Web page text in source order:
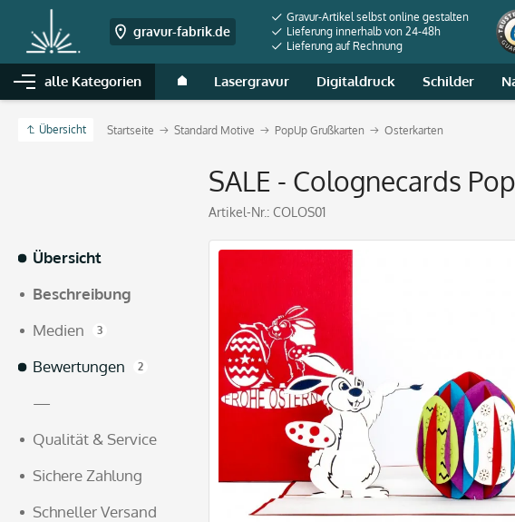
gravur-fabrik.de
Gravur-Artikel selbst online gestalten
Lieferung innerhalb von 24-48h
Lieferung auf Rechnung
alle Kategorien Lasergravur Digitaldruck Schilder
Übersicht Startseite Standard Motive PopUp Grußkarten Osterkarten
SALE - Colognecards
Artikel-Nr.: COLOS01
Übersicht
Beschreibung
Medien
3
Bewertungen 2
—
Qualität & Service
Sichere Zahlung
Schneller Versand